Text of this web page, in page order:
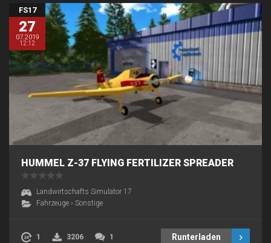
FS17
27
07.2019
12:12
HUMMEL Z-37 FLYING FERTILIZER SPREADER
Landwirtschafts Simulator 17
Fahrzeuge › Sonstige
1 3206 1 Runterladen